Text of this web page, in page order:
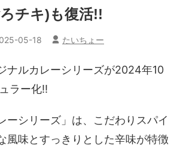
チキ)も復活!!
05-18 たいちょー
ナルカレーシリーズが2024年10
ラー化!!
ーシリーズ」は、こだわりスパイ
風味とすっきりとした辛味が特徴